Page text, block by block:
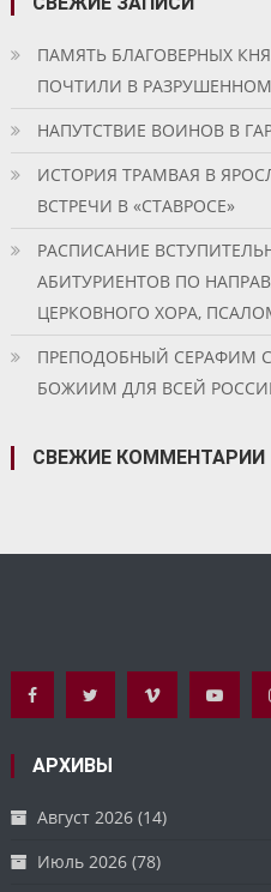
ПАМЯТЬ БЛАГОВЕРНЫХ
ПОЧТИЛИ В
НАПУТСТВИЕ ВОИНОВ В
ИСТОРИЯ ТРАМВАЯ В
ВСТРЕЧИ В «СТАВРОСЕ»
РАСПИСАНИЕ
АБИТУРИЕНТОВ ПО
ЦЕРКОВНОГО ХОРА,
ПРЕПОДОБНЫЙ СЕРАФИМ
БОЖИИМ ДЛЯ ВСЕЙ
СВЕЖИЕ КОММЕНТАРИИ
АРХИВЫ
Август 2026 (14)
Июль 2026 (78)